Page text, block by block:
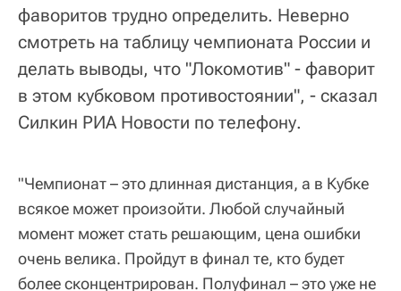
фаворитов трудно определить. Неверно
смотреть на таблицу чемпионата России и
делать выводы, что "Локомотив" - фаворит
в этом кубковом противостоянии", - сказал
Силкин РИА Новости по телефону.
"Чемпионат – это длинная дистанция, а в Кубке
всякое может произойти. Любой случайный
момент может стать решающим, цена ошибки
очень велика. Пройдут в финал те, кто будет
более сконцентрирован. Полуфинал – это уже не